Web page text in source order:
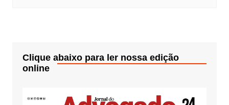
Clique abaixo para ler nossa edição
online